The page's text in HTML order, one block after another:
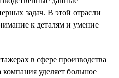
задач. В этой отрасли
к деталям и умение
в сфере производства
уделяет большое